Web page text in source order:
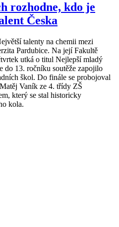
rozhodne, kdo je
Česka
talenty na chemii mezi
Pardubice. Na její Fakultě
utká o titul Nejlepší mladý
do 13. ročníku soutěže zapojilo
škol. Do finále se probojoval
Vaník ze 4. třídy ZŠ
který se stal historicky
kola.